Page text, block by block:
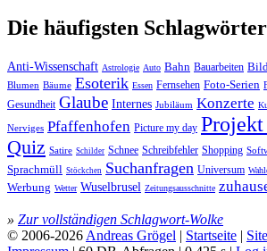
Die häufigsten Schlagwörter
Anti-Wissenschaft Astrologie Auto Bahn Bauarbeiten
Blumen Bäume Esoterik Essen Fernsehen Foto-Serien
Gesundheit Glaube Internes Jubiläum Konzerte
Nerviges Pfaffenhofen Picture my day Projekt
Quiz Satire Schilder Schnee Schreibfehler Shopping
Sprachmüll Stöckchen Suchanfragen Universum
Werbung Wetter Wuselbrusel Zeitungsausschnitte
» Zur vollständigen Schlagwort-Wolke
© 2006-2026 Andreas Grögel | Startseite |